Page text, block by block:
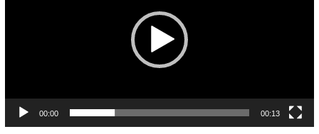
00:00 00:13